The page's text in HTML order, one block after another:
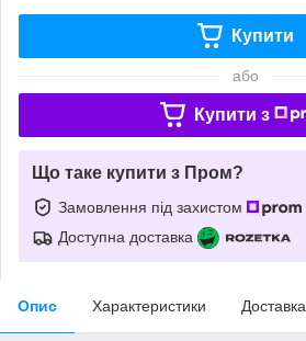
Купити
або
Купити з
Що таке купити з Пром?
Замовлення під захистом
Доступна доставка
Опис Характеристики Доставка